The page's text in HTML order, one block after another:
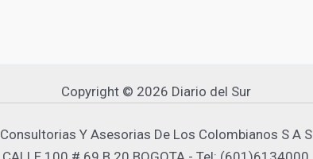
Copyright © 2026 Diario del Sur
Consultorias Y Asesorias De Los Colombianos S A S